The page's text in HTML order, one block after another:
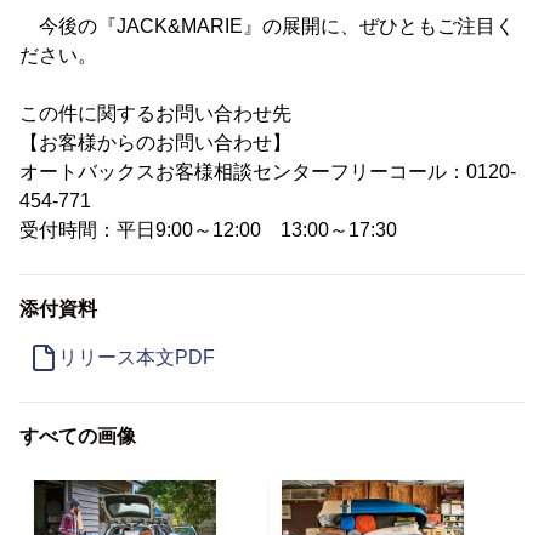
今後の『JACK&MARIE』の展開に、ぜひともご注目く
ださい。
この件に関するお問い合わせ先
【お客様からのお問い合わせ】
オートバックスお客様相談センターフリーコール：0120-
454-771
受付時間：平日9:00～12:00 13:00～17:30
添付資料
リリース本文PDF
すべての画像